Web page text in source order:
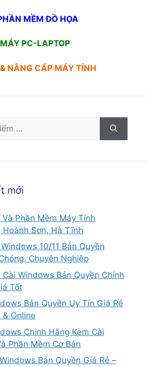
MỀM ĐỒ HỌA
PC-LAPTOP
NÂNG CẤP MÁY TÍNH
mới
Và Phần Mềm Máy Tính
Hoành Sơn, Hà Tĩnh
10/11 Bản Quyền
Chuyên Nghiệp
Cài Windows Bản Quyền Chính
Tốt
Bản Quyền Uy Tín Giá Rẻ
& Online
Chính Hãng Kèm Cài
Phần Mềm Cơ Bản
Bản Quyền Giá Rẻ –